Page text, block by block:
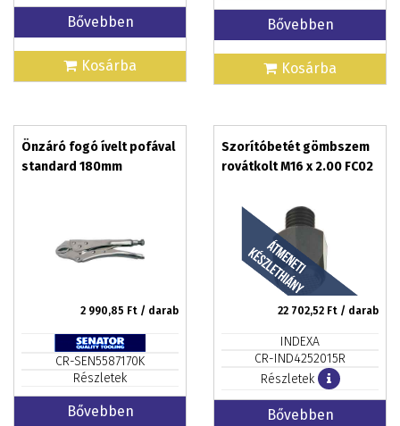
Bővebben
Kosárba
Bővebben
Kosárba
Önzáró fogó ívelt pofával
standard 180mm
2 990,85 Ft / darab
CR-SEN5587170K
Részletek
Bővebben
Szorítóbetét gömbszem
rovátkolt M16 x 2.00 FC02
22 702,52 Ft / darab
INDEXA
CR-IND4252015R
Részletek
Bővebben